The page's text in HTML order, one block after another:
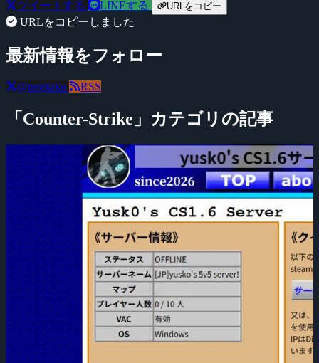
ツイートする LINEする URLをコピー
URLをコピーしました
最新情報をフォロー
@negitaku RSS
「Counter-Strike」カテゴリの記事